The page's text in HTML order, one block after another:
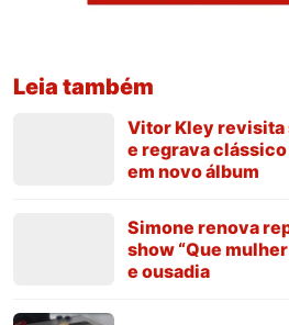
Leia também
Vitor Kley revisita
e regrava
em novo álbum
Simone renova
show “Que
e ousadia